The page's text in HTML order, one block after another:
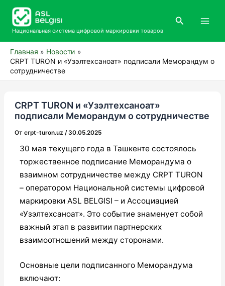
Перейти
содержимому
Национальная система цифровой маркировки товаров
Поиск
Главная
Новости
CRPT TURON и «Узэлтехсаноат» подписали Меморандум о
сотрудничестве
CRPT TURON и «Узэлтехсаноат»
подписали Меморандум о сотрудничестве
От crpt-turon.uz / 30.05.2025
30 мая текущего года в Ташкенте состоялось
торжественное подписание Меморандума о
взаимном сотрудничестве между CRPT TURON
– оператором Национальной системы цифровой
маркировки ASL BELGISI – и Ассоциацией
«Узэлтехсаноат». Это событие знаменует собой
важный этап в развитии партнерских
взаимоотношений между сторонами.
Основные цели подписанного Меморандума
включают: